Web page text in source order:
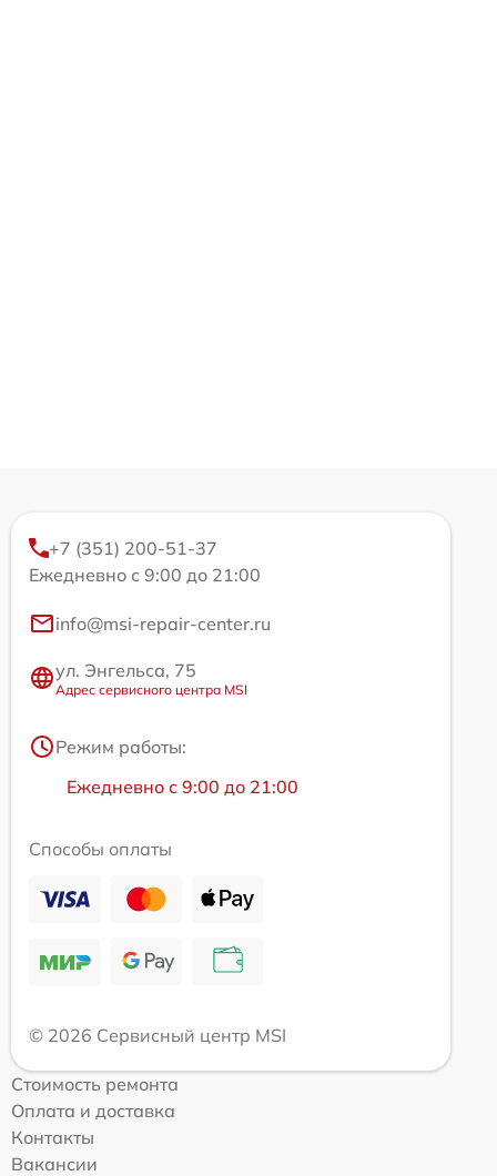
+7 (351) 200-51-37
Ежедневно с 9:00 до 21:00
info@msi-repair-center.ru
ул. Энгельса, 75
Адрес сервисного центра MSI
Режим работы:
Ежедневно с 9:00 до 21:00
Способы оплаты
© 2026 Сервисный центр MSI
Стоимость ремонта
Оплата и доставка
Контакты
Вакансии